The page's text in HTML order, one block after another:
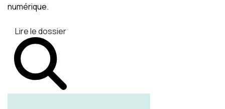
numérique.
Lire le dossier